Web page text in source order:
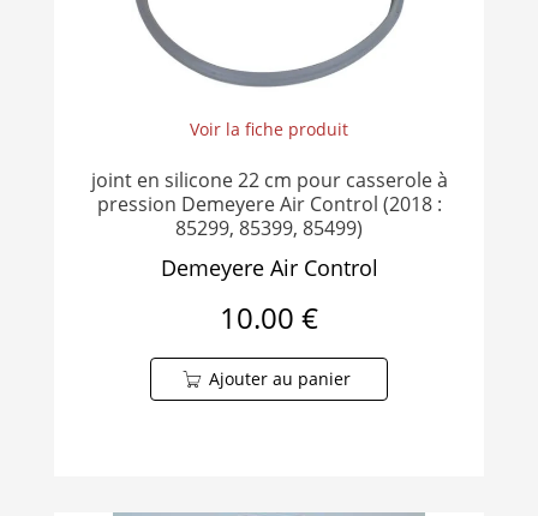
Voir la fiche produit
joint en silicone 22 cm pour casserole à
pression Demeyere Air Control (2018 :
85299, 85399, 85499)
Demeyere Air Control
10.00 €
Ajouter au panier